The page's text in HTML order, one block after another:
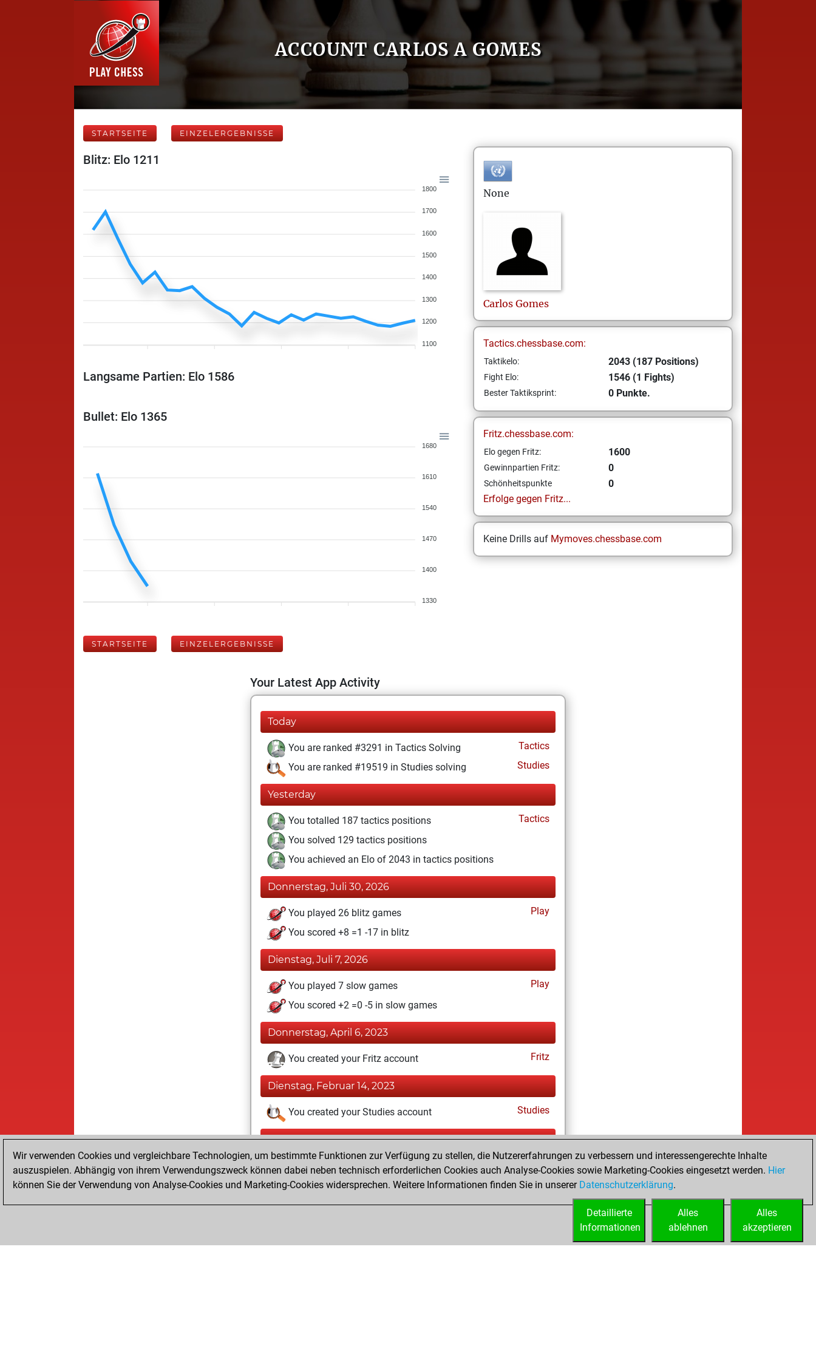
ACCOUNT CARLOS A GOMES
STARTSEITE EINZELERGEBNISSE
Blitz: Elo 1211
1800
1700
1600
1500
1400
1300
1200
1100
Langsame Partien: Elo 1586
Bullet: Elo 1365
1680
1610
1540
1470
1400
1330
None
Carlos Gomes
Tactics.chessbase.com:
Taktikelo: 2043 (187 Positions)
Fight Elo: 1546 (1 Fights)
Bester Taktiksprint: 0 Punkte.
Fritz.chessbase.com:
Elo gegen Fritz: 1600
Gewinnpartien Fritz: 0
Schönheitspunkte
0
Erfolge gegen Fritz...
Keine Drills auf Mymoves.chessbase.com
STARTSEITE EINZELERGEBNISSE
Your Latest App Activity
Today
You are ranked #3291 in Tactics Solving
Tactics
You are ranked #19519 in Studies solving
Studies
Yesterday
You totalled 187 tactics positions
Tactics
You solved 129 tactics positions
You achieved an Elo of 2043 in tactics positions
Donnerstag, Juli 30, 2026
You played 26 blitz games
Play
You scored +8 =1 -17 in blitz
Dienstag, Juli 7, 2026
You played 7 slow games
Play
You scored +2 =0 -5 in slow games
Donnerstag, April 6, 2023
You created your Fritz account Fritz
Dienstag, Februar 14, 2023
You created your Studies account Studies
Montag, Oktober 23, 2017
You played 3 bullet games
Play
You scored +0 =0 -3 in bullet
Wir verwenden Cookies und vergleichbare Technologien, um bestimmte Funktionen zur Verfügung zu stellen, die Nutzererfahrungen zu verbessern und interessengerechte Inhalte
auszuspielen. Abhängig von ihrem Verwendungszweck können dabei neben technisch erforderlichen Cookies auch Analyse-Cookies sowie Marketing-Cookies eingesetzt werden. Hier
können Sie der Verwendung von Analyse-Cookies und Marketing-Cookies widersprechen. Weitere Informationen finden Sie in unserer Datenschutzerklärung.
Alles
akzeptieren
Alles
ablehnen
Detaillierte
Informationen